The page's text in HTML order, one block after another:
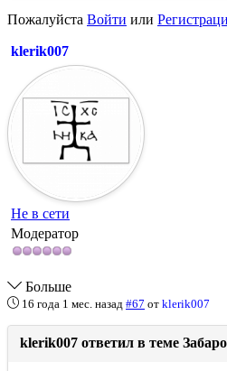
Пожалуйста Войти или
klerik007
Не в сети
Модератор
Больше
16 года 1 мес. назад #67 от klerik007
klerik007 ответил в теме